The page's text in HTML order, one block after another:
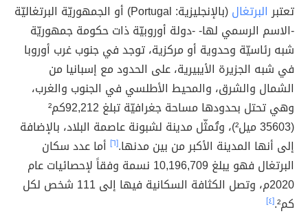
تعتبرالبرتغال
(بالإنجليزية: Portugal) أو الجمهوريّة البرتغاليّة
-الاسم الرسمي لها- -دولة أوروبيّة ذات حكومة جمهوريّة
شبه رئاسيّة وحدوية أو مركزية، توجد في جنوب غرب أوروبا
في شبه الجزيرة الأيبيرية، على الحدود مع إسبانيا من
الشمال والشرق، والمحيط الأطلسي في الجنوب والغرب،
وهي تحتل بحدودها مساحة جغرافيّة تبلغ 92,212كم²
(35603 ميل²)، وتُمثّل مدينة لشبونة عاصمة البلاد، بالإضافة
إلى أنها المدينة الأكبر من بين مدنها.[٦]
أما عدد سكان
البرتغال فهو يبلغ 10,196,709 نسمة وفقاً لإحصائيات عام
2020م، وتصل الكثافة السكانية فيها إلى 111 شخص لكل
كم². [٤]